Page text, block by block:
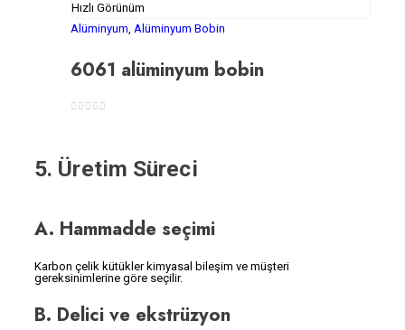
Hızlı Görünüm
Alüminyum Alüminyum Bobin
6061 alüminyum bobin
5. Üretim Süreci
A. Hammadde seçimi
Karbon çelik kütükler kimyasal bileşim ve müşteri
gereksinimlerine göre seçilir.
B. Delici ve ekstrüzyon